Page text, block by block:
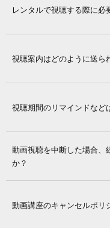
レンタルで視聴する際に必
視聴案内はどのように送ら
視聴期間のリマインドなど
動画視聴を中断した場合、
か？
動画講座のキャンセルポリ